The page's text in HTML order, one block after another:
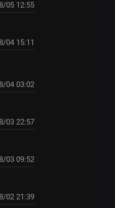
05 12:55
04 15:11
04 03:02
03 22:57
03 09:52
02 21:39